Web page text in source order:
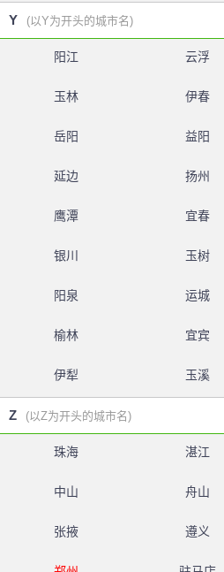
Y (以Y为开头的城市名)
阳江 云浮
玉林 伊春
岳阳 益阳
延边 扬州
鹰潭 宜春
银川 玉树
阳泉 运城
榆林 宜宾
伊犁 玉溪
Z (以Z为开头的城市名)
珠海 湛江
中山 舟山
张掖 遵义